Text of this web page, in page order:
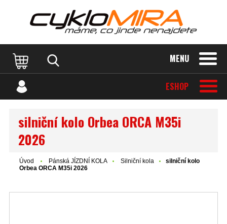
MENU
ESHOP
silniční kolo Orbea ORCA M35i
2026
Úvod Pánská JÍZDNÍ KOLA Silniční kola
silniční kolo
Orbea ORCA M35i 2026